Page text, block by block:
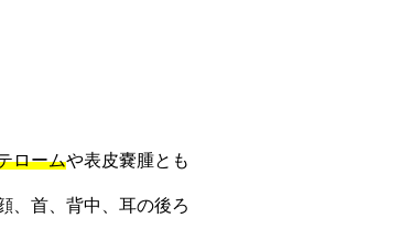
ロームや表皮嚢腫とも
、首、背中、耳の後ろ